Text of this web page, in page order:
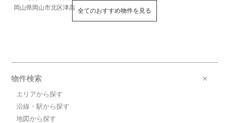
岡山県岡山市北区津高 全てのおすすめ物件を見る
物件検索
エリアから探す
沿線・駅から探す
地図から探す